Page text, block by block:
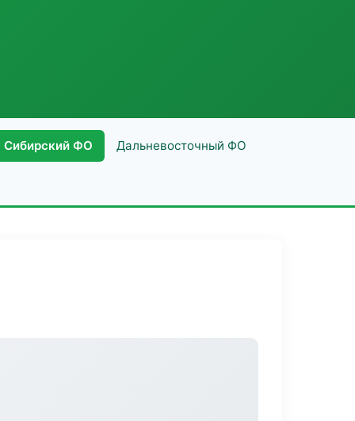
Сибирский ФО Дальневосточный ФО